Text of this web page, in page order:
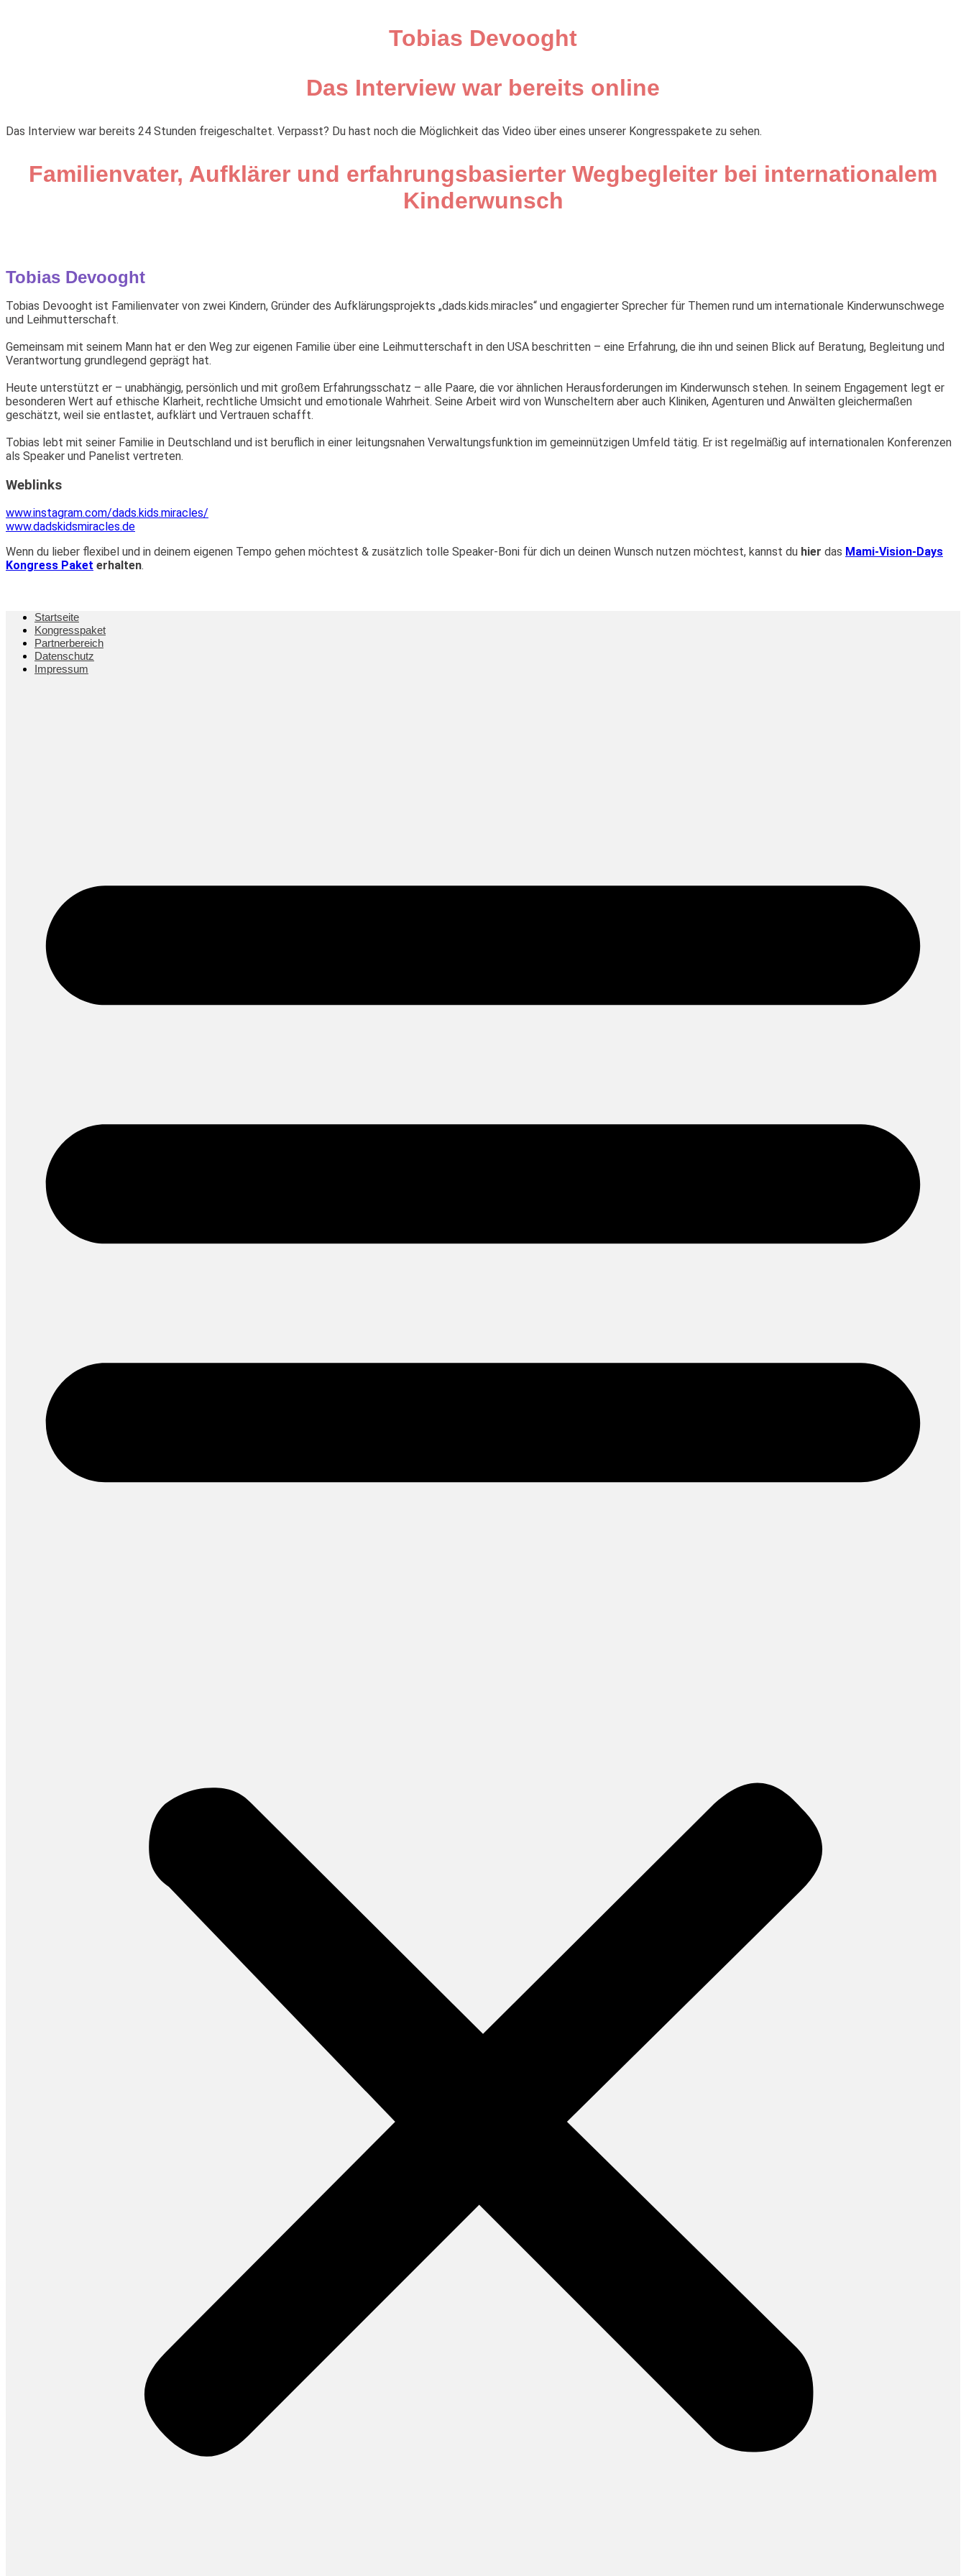
Tobias Devooght
Das Interview war bereits online
Das Interview war bereits 24 Stunden freigeschaltet. Verpasst? Du hast noch die Möglichkeit das Video über eines unserer Kongresspakete zu sehen.
Familienvater, Aufklärer und erfahrungsbasierter Wegbegleiter bei internationalem
Kinderwunsch
Tobias Devooght
Tobias Devooght ist Familienvater von zwei Kindern, Gründer des Aufklärungsprojekts „dads.kids.miracles“ und engagierter Sprecher für Themen rund um internationale Kinderwunschwege
und Leihmutterschaft.
Gemeinsam mit seinem Mann hat er den Weg zur eigenen Familie über eine Leihmutterschaft in den USA beschritten – eine Erfahrung, die ihn und seinen Blick auf Beratung, Begleitung und
Verantwortung grundlegend geprägt hat.
Heute unterstützt er – unabhängig, persönlich und mit großem Erfahrungsschatz – alle Paare, die vor ähnlichen Herausforderungen im Kinderwunsch stehen. In seinem Engagement legt er
besonderen Wert auf ethische Klarheit, rechtliche Umsicht und emotionale Wahrheit. Seine Arbeit wird von Wunscheltern aber auch Kliniken, Agenturen und Anwälten gleichermaßen
geschätzt, weil sie entlastet, aufklärt und Vertrauen schafft.
Tobias lebt mit seiner Familie in Deutschland und ist beruflich in einer leitungsnahen Verwaltungsfunktion im gemeinnützigen Umfeld tätig. Er ist regelmäßig auf internationalen Konferenzen
als Speaker und Panelist vertreten.
Weblinks
www.instagram.com/dads.kids.miracles/
www.dadskidsmiracles.de
Wenn du lieber flexibel und in deinem eigenen Tempo gehen möchtest & zusätzlich tolle Speaker-Boni für dich un deinen Wunsch nutzen möchtest, kannst du hier das Mami-Vision-Days
Kongress Paket erhalten.
Startseite
Kongresspaket
Partnerbereich
Datenschutz­
Impressum